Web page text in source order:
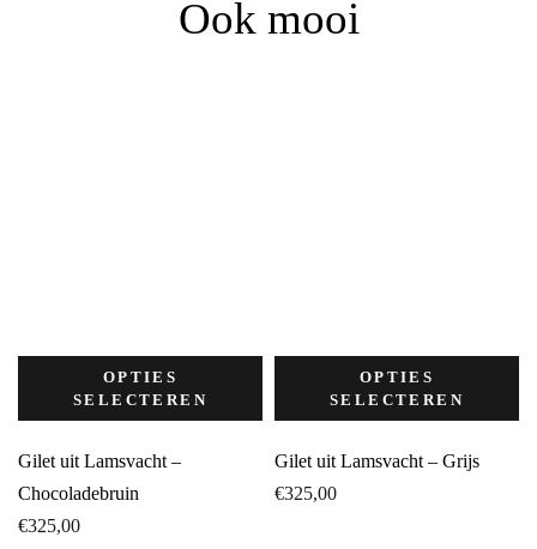
Ook mooi
OPTIES
SELECTEREN
Gilet uit Lamsvacht –
Chocoladebruin
€325,00
OPTIES
SELECTEREN
Gilet uit Lamsvacht – Grijs
€325,00